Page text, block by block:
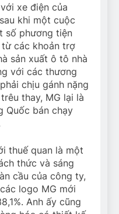
xe điện của
khi một cuộc
số phương tiện
các khoản trợ
sản xuất ô tô nhà
với các thương
chịu gánh nặng
thay, MG lại là
Quốc bán chạy
thuế quan là một
thức và sáng
cầu của công ty,
logo MG mới
Anh ấy cũng